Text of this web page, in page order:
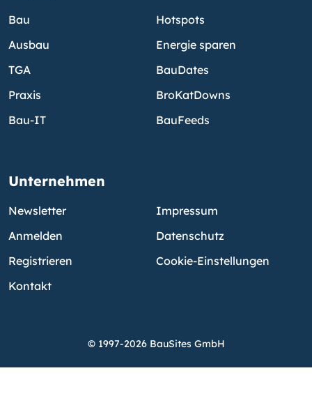
Bau
Ausbau
TGA
Praxis
Bau-IT
Hotspots
Energie sparen
BauDates
BroKatDowns
BauFeeds
Unternehmen
Newsletter
Anmelden
Registrieren
Kontakt
Impressum
Datenschutz
Cookie-Einstellungen
© 1997-2026 BauSites GmbH